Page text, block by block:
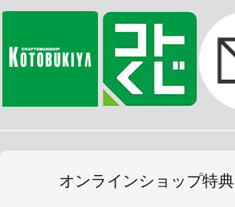
オンラインショップ特典